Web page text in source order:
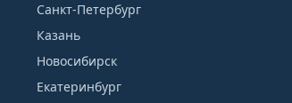
Санкт-Петербург
Казань
Новосибирск
Екатеринбург